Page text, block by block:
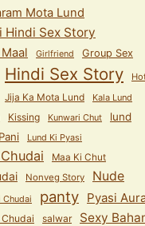
Mota Lund
Hindi Sex Story
Girlfriend Group Sex
Hindi Sex Story
Jija Ka Mota Lund Kala Lund
Kissing Kunwari Chut
lund
Lund Ki Pyasi
Maa Ki Chut
Nonveg Story Nude
Chudai panty Pyasi
salwar Sexy